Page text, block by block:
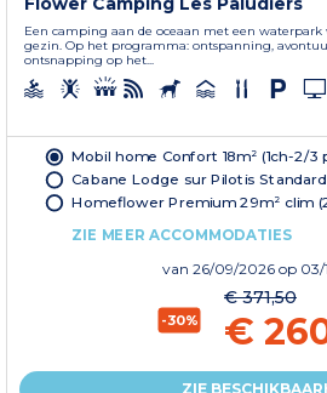
Een camping aan de oceaan met een waterpark
gezin. Op het programma: ontspanning,
ontsnapping op het...
Mobil home Confort 18m² (1ch-2/3
Cabane Lodge sur Pilotis
Homeflower Premium 29m² clim
ZIE MEER ACCOMMODATIES
van 26/09/2026 op 03/
-30%
€ 371,50
€
ZIE